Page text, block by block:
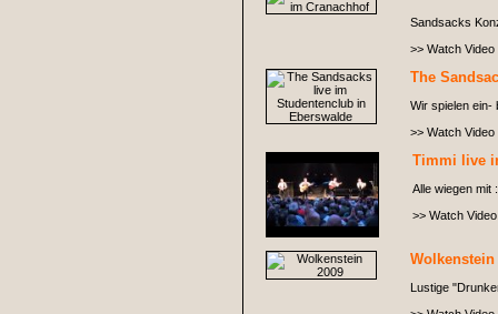
Sandsacks
>> Watch Video
The
Wir spielen ein-
>> Watch Video
Timmi live
Alle wiegen mit
>> Watch Video
Wolkenstein
Lustige